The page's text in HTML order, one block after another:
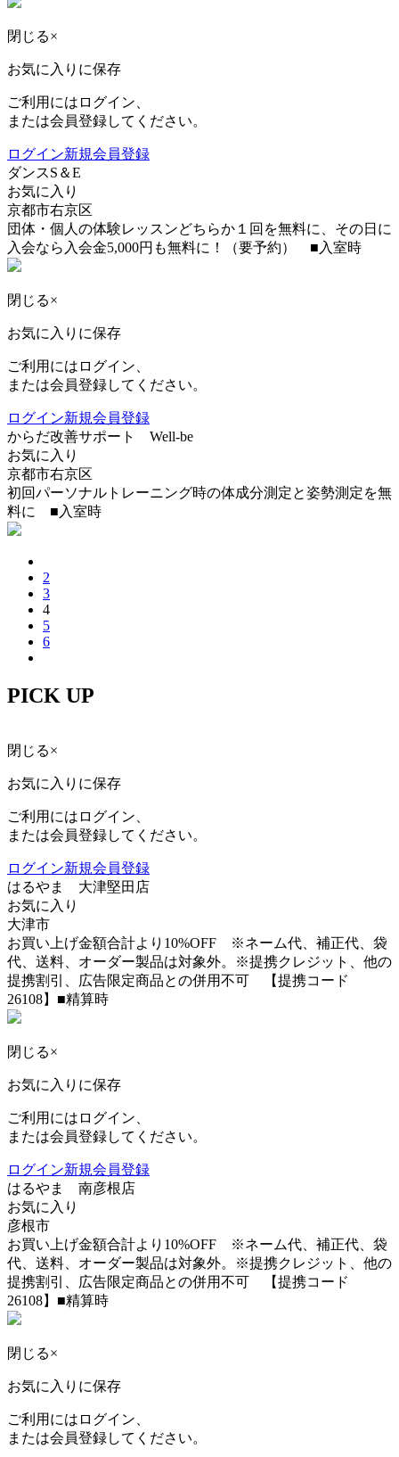
閉じる×
お気に入りに保存
ご利用にはログイン、
または会員登録してください。
ログイン新規会員登録
ダンスS＆E
お気に入り
京都市右京区
団体・個人の体験レッスンどちらか１回を無料に、その日に
入会なら入会金5,000円も無料に！（要予約） ■入室時
閉じる×
お気に入りに保存
ご利用にはログイン、
または会員登録してください。
ログイン新規会員登録
からだ改善サポート Well-be
お気に入り
京都市右京区
初回パーソナルトレーニング時の体成分測定と姿勢測定を無
料に ■入室時
2
3
4
5
6
PICK UP
閉じる×
お気に入りに保存
ご利用にはログイン、
または会員登録してください。
ログイン新規会員登録
はるやま 大津堅田店
お気に入り
大津市
お買い上げ金額合計より10%OFF ※ネーム代、補正代、袋
代、送料、オーダー製品は対象外。※提携クレジット、他の
提携割引、広告限定商品との併用不可 【提携コード
26108】■精算時
閉じる×
お気に入りに保存
ご利用にはログイン、
または会員登録してください。
ログイン新規会員登録
はるやま 南彦根店
お気に入り
彦根市
お買い上げ金額合計より10%OFF ※ネーム代、補正代、袋
代、送料、オーダー製品は対象外。※提携クレジット、他の
提携割引、広告限定商品との併用不可 【提携コード
26108】■精算時
閉じる×
お気に入りに保存
ご利用にはログイン、
または会員登録してください。